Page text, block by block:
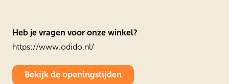
Heb je vragen voor onze winkel?
https://www.odido.nl/
Bekijk de openingstijden